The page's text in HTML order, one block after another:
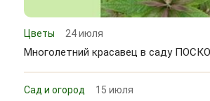
Цветы 24 июля
Многолетний красавец в саду
Сад и огород 15 июля